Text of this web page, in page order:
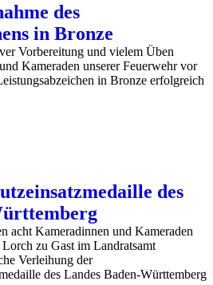
des
in Bronze
Vorbereitung und vielem Üben
Kameraden unserer Feuerwehr vor
in Bronze erfolgreich
des
acht Kameradinnen und Kameraden
zu Gast im Landratsamt
Verleihung der
des Landes Baden-Württemberg